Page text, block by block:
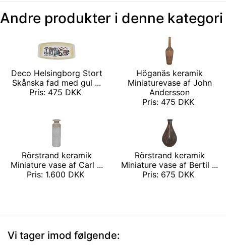
Andre produkter i denne kategori
Deco Helsingborg Stort
Skånska fad med gul ...
Pris: 475 DKK
Höganäs keramik
Miniaturevase af John
Andersson
Pris: 475 DKK
Rörstrand keramik
Miniature vase af Carl ...
Pris: 1.600 DKK
Rörstrand keramik
Miniature vase af Bertil ...
Pris: 675 DKK
Vi tager imod følgende: